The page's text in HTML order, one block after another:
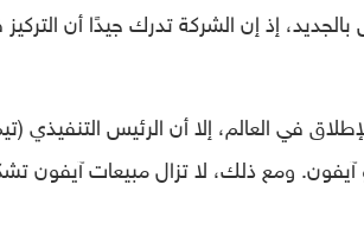
إذ إن الشركة تدرك جيدًا أن
في العالم، إلا أن الرئيس التنفيذي
آيفون. ومع ذلك، لا تزال مبيعات